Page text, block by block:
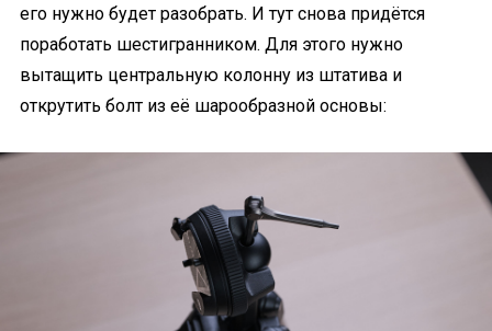
его нужно будет разобрать. И тут снова придётся
поработать шестигранником. Для этого нужно
вытащить центральную колонну из штатива и
открутить болт из её шарообразной основы: